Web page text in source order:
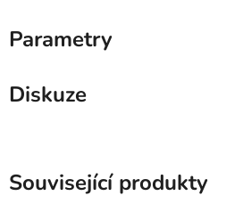
Parametry
Diskuze
Související produkty